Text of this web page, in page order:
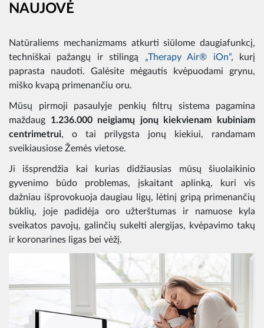
NAUJOVĖ
Natūraliems mechanizmams atkurti siūlome daugiafunkcį,
techniškai pažangų ir stilingą „Therapy Air® iOn“, kurį
paprasta naudoti. Galėsite mėgautis kvėpuodami grynu,
miško kvapą primenančiu oru.
Mūsų pirmoji pasaulyje penkių filtrų sistema pagamina
maždaug 1.236.000 neigiamų jonų kiekvienam kubiniam
centrimetrui, o tai prilygsta jonų kiekiui, randamam
sveikiausiose Žemės vietose.
Ji išsprendžia kai kurias didžiausias mūsų šiuolaikinio
gyvenimo būdo problemas, įskaitant aplinką, kuri vis
dažniau išprovokuoja daugiau ligų, lėtinį gripą primenančių
būklių, joje padidėja oro užterštumas ir namuose kyla
sveikatos pavojų, galinčių sukelti alergijas, kvėpavimo takų
ir koronarines ligas bei vėžį.